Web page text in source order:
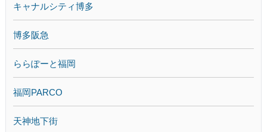
キャナルシティ博多
博多阪急
ららぽーと福岡
福岡PARCO
天神地下街